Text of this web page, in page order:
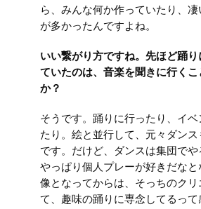
ら、みんな何か作っていたり、
が多かったんですよね。
いい繋がり方ですね。先ほど踊
ていたのは、音楽を聞きに行く
か？
そうです。踊りに行ったり、イ
たり。絵と並行して、元々ダン
です。だけど、ダンスは集団でや
やっぱり個人プレーが好きだな
像となってからは、そっちのク
て、趣味の踊りに専念してるって